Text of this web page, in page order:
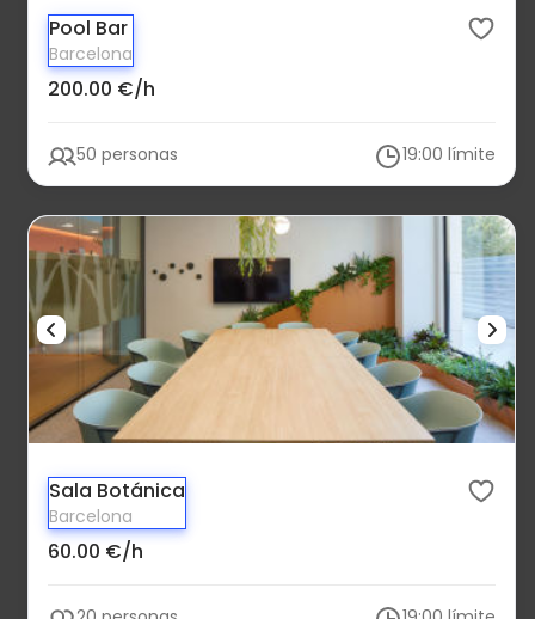
Pool Bar
Barcelona
200.00 €/h
50 personas 19:00 límite
Sala Botánica
Barcelona
60.00 €/h